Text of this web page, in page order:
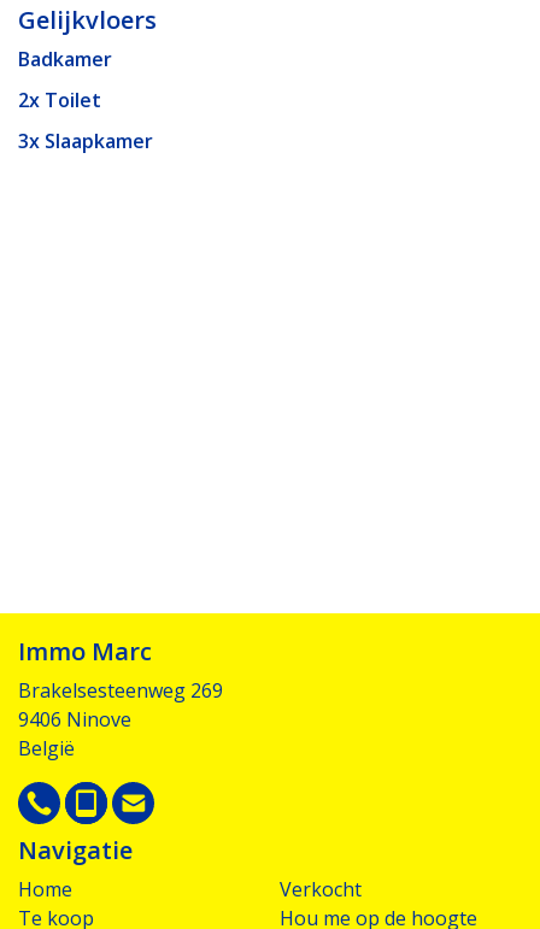
Gelijkvloers
Badkamer
2x Toilet
3x Slaapkamer
Immo Marc
Brakelsesteenweg 269
9406 Ninove
België
Navigatie
Home
Te koop
Verkocht
Hou me op de hoogte